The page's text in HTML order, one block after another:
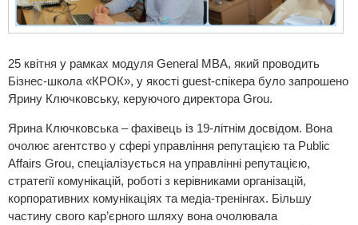
25 квітня у рамках модуля General MBA, який проводить
Бізнес-школа «КРОК», у якості guest-спікера було запрошено
Ярину Ключковську, керуючого директора Grou.
Ярина Ключковська – фахівець із 19-літнім досвідом. Вона
очолює агентство у сфері управління репутацією та Public
Affairs Grou, спеціалізується на управлінні репутацією,
стратегії комунікацій, роботі з керівниками організацій,
корпоративних комунікаціях та медіа-тренінгах. Більшу
частину свого кар’єрного шляху вона очолювала